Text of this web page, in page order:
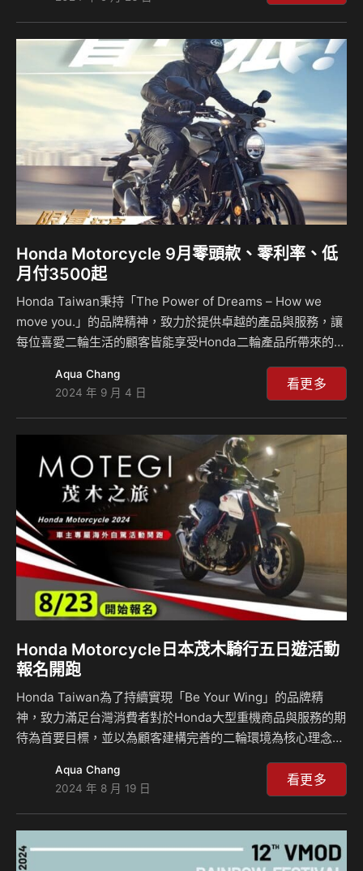
有車主一同回到品牌的根源地，展開為期五天的回娘家之旅，
結合壯麗的公路騎乘與 Honda 熊本工廠的專屬參觀行程，為
所有參與的車主帶來難忘的體驗。 為了讓更多Honda車主體
驗各種不同二輪的樂趣，Honda Taiwan於今年舉辦「2024
Honda Mot…
Honda Motorcycle 9月零頭款、零利率、低
月付3500起
Honda Taiwan秉持「The Power of Dreams – How we
move you.」的品牌精神，致力於提供卓越的產品與服務，讓
每位喜愛二輪生活的顧客皆能享受Honda二輪產品所帶來的騎
專案，包括全車系零頭款、零利率低月付3500起
(CB650R/CBR650R不適用)，黃牌全機種購車並完成領牌再
加碼贈送Shoei安全帽！更有CB300R帥得狠，省得更狠 限量
狂享現金優惠價19.9萬，讓各式風格的騎士，都能以超值方
案，輕鬆擁有最心儀的座駕，此外，為了感謝所有Honda
Motorcycle車主長久以來的支持，推出現有車…
Aqua Chang
2024 年 9 月 4 日
看更多
Honda Motorcycle日本茂木騎行五日遊活動
報名開跑
Honda Taiwan為了持續實現「Be Your Wing」的品牌精
神，致力滿足台灣消費者對於Honda大型重機商品與服務的期
待為首要目標，並以為顧客建構完善的二輪環境為核心理念，
Safety-riding、Security、Society」(銷售、服務、零件、
安全駕駛課程、保險和道路救援服務、車主活動)，其中，車
主活動透過全國各區經銷商據點定期舉辦獲得許多顧客好評。
車主體驗各種不同二輪的樂趣，Honda Taiwan今年為車主舉
Aqua Chang
2024 年 8 月 19 日
看更多